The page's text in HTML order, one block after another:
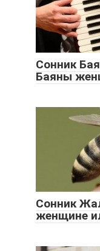
Сонник
Баяны
Сонник
женщине